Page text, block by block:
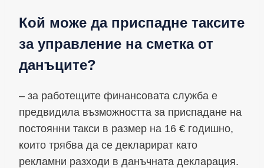
Кой може да приспадне таксите
за управление на сметка от
данъците?
– за работещите финансовата служба е
предвидила възможността за приспадане на
постоянни такси в размер на 16 € годишно,
които трябва да се декларират като
рекламни разходи в данъчната декларация.